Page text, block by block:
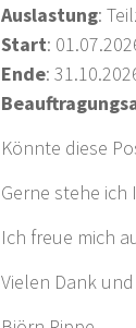
Auslastung:
Start:
Ende:
Könnte diese
Gerne stehe
Ich freue mich
Vielen Dank